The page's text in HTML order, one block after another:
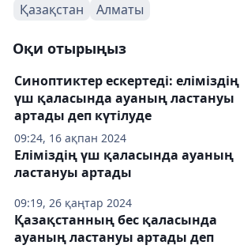
Қазақстан Алматы
Оқи отырыңыз
09:24, 16 ақпан 2024
Синоптиктер ескертеді: еліміздің
үш қаласында ауаның ластануы
артады деп күтілуде
09:19, 26 қаңтар 2024
Еліміздің үш қаласында ауаның
ластануы артады
Қазақстанның бес қаласында
ауаның ластануы артады деп